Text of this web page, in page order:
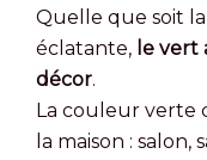
Quelle que soit
éclatante, le vert
décor.
La couleur verte
la maison :